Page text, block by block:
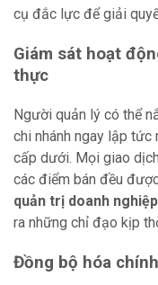
cụ đắc lực để giải
Giám sát hoạt
thực
Người quản lý có thể
chi nhánh ngay lập
cấp dưới. Mọi giao
các điểm bán đều
quản trị doanh
ra những chỉ đạo kịp
Đồng bộ hóa